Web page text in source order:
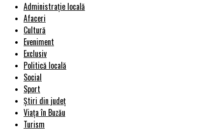
Administrație locală
Afaceri
Cultură
Eveniment
Exclusiv
Politică locală
Social
Sport
Știri din județ
Viața în Buzău
Turism